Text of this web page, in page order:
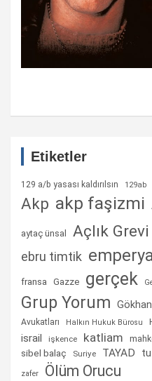
Etiketler
129 a/b yasası kaldırılsın 129ab
Akp akp faşizmi
aytaç ünsal Açlık Grevi
ebru timtik
fransa Gazze gerçek
Grup Yorum Gökhan
Avukatları
Halkın Hukuk Bürosu
israil işkence katliam
sibel balaç Suriye TAYAD
zafer Ölüm Orucu